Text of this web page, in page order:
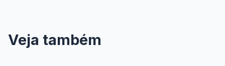
Veja também